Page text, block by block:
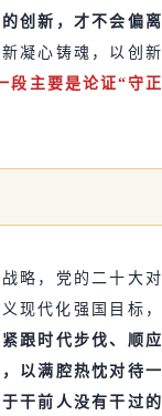
创新，才不会偏离
凝心铸魂，以创新
段主要是论证“守正
略，党的二十大对
现代化强国目标，
跟时代步伐、顺应
以满腔热忱对待一
干前人没有干过的